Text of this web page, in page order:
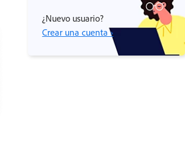
¿Nuevo usuario?
Crear una cuenta ›